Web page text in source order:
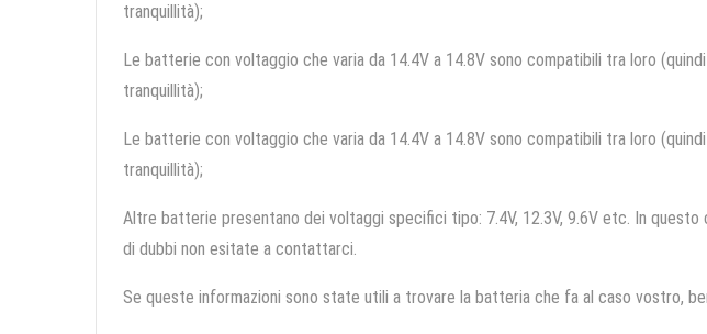
tranquillità);
Le batterie con voltaggio che varia da 14.4V a 14.8V sono compatibili tra loro
tranquillità);
Le batterie con voltaggio che varia da 14.4V a 14.8V sono compatibili tra loro
tranquillità);
Altre batterie presentano dei voltaggi specifici tipo: 7.4V, 12.3V, 9.6V etc. In
di dubbi non esitate a contattarci.
Se queste informazioni sono state utili a trovare la batteria che fa al caso vostro,